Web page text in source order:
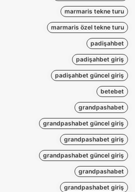
marmaris tekne turu
marmaris özel tekne turu
padişahbet
padişahbet giriş
padişahbet güncel giriş
betebet
grandpashabet
grandpashabet güncel giriş
grandpashabet giriş
grandpashabet güncel giriş
grandpashabet
grandpashabet giriş